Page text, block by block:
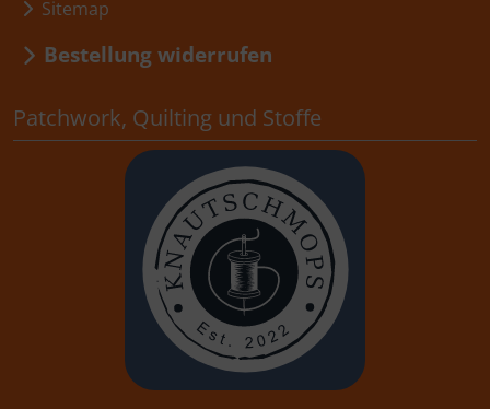
Sitemap
Bestellung widerrufen
Patchwork, Quilting und Stoffe